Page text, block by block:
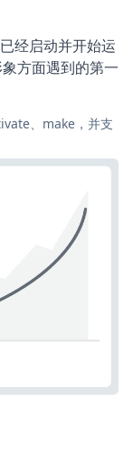
经启动并开始运
方面遇到的第一
、make，并支